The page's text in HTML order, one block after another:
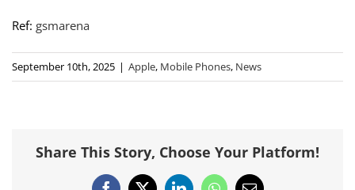
Ref: gsmarena
September 10th, 2025 | Apple, Mobile Phones, News
Share This Story, Choose Your Platform!